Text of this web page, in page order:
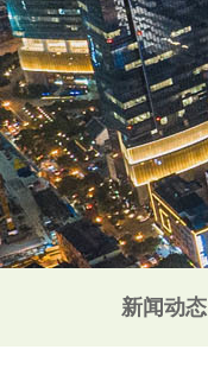
新闻动态